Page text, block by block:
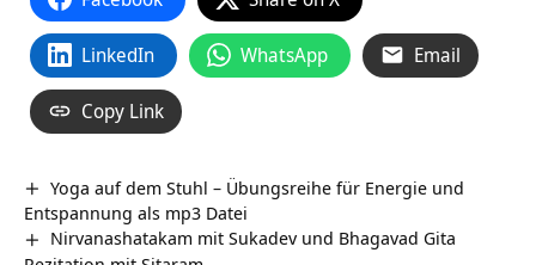
LinkedIn WhatsApp Email
Copy Link
Yoga auf dem Stuhl – Übungsreihe für Energie und
Entspannung als mp3 Datei
Nirvanashatakam mit Sukadev und Bhagavad Gita